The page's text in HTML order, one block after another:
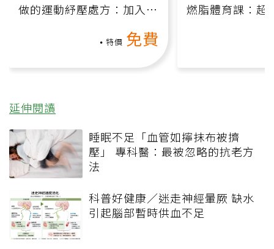
做的運動紓壓處方：加入行
特價 免費
燃脂體育課：超
延伸閱讀
睡眠不足「血管如擰抹布被擠
壓」 專科醫：最被忽略的抗老方
法
科普好健康／迷走神經暈厥 缺水
引起腦部暫時供血不足